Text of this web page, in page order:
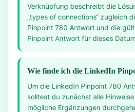
Verknüpfung beschreibt die
„types of connections“ zugleich
Pinpoint 780 Antwort und die
Pinpoint Antwort für dieses
Wie finde ich die LinkedIn
Um die LinkedIn Pinpoint 780
solltest du zunächst alle
mögliche Ergänzungen